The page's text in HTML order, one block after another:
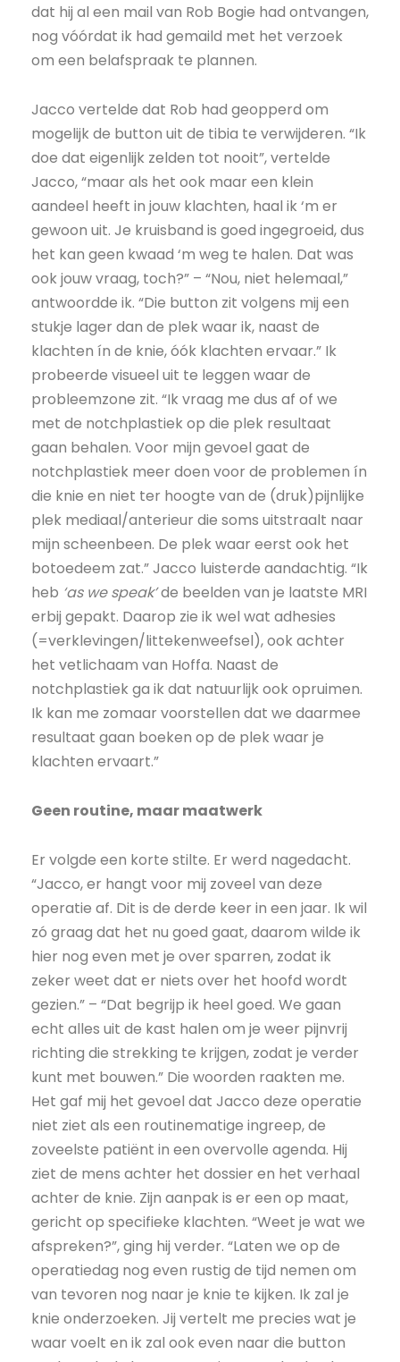
dat hij al een mail van Rob Bogie had ontvangen,
nog vóórdat ik had gemaild met het verzoek
om een belafspraak te plannen.
Jacco vertelde dat Rob had geopperd om
mogelijk de button uit de tibia te verwijderen. “Ik
doe dat eigenlijk zelden tot nooit”, vertelde
Jacco, “maar als het ook maar een klein
aandeel heeft in jouw klachten, haal ik ‘m er
gewoon uit. Je kruisband is goed ingegroeid, dus
het kan geen kwaad ‘m weg te halen. Dat was
ook jouw vraag, toch?” – “Nou, niet helemaal,”
antwoordde ik. “Die button zit volgens mij een
stukje lager dan de plek waar ik, naast de
klachten ín de knie, óók klachten ervaar.” Ik
probeerde visueel uit te leggen waar de
probleemzone zit. “Ik vraag me dus af of we
met de notchplastiek op die plek resultaat
gaan behalen. Voor mijn gevoel gaat de
notchplastiek meer doen voor de problemen ín
die knie en niet ter hoogte van de (druk)pijnlijke
plek mediaal/anterieur die soms uitstraalt naar
mijn scheenbeen. De plek waar eerst ook het
botoedeem zat.” Jacco luisterde aandachtig. “Ik
heb ‘as we speak’de beelden van je laatste MRI
erbij gepakt. Daarop zie ik wel wat adhesies
(=verklevingen/littekenweefsel), ook achter
het vetlichaam van Hoffa. Naast de
notchplastiek ga ik dat natuurlijk ook opruimen.
Ik kan me zomaar voorstellen dat we daarmee
resultaat gaan boeken op de plek waar je
klachten ervaart.”
Geen routine, maar maatwerk
Er volgde een korte stilte. Er werd nagedacht.
“Jacco, er hangt voor mij zoveel van deze
operatie af. Dit is de derde keer in een jaar. Ik wil
zó graag dat het nu goed gaat, daarom wilde ik
hier nog even met je over sparren, zodat ik
zeker weet dat er niets over het hoofd wordt
gezien.” – “Dat begrijp ik heel goed. We gaan
echt alles uit de kast halen om je weer pijnvrij
richting die strekking te krijgen, zodat je verder
kunt met bouwen.” Die woorden raakten me.
Het gaf mij het gevoel dat Jacco deze operatie
niet ziet als een routinematige ingreep, de
zoveelste patiënt in een overvolle agenda. Hij
ziet de mens achter het dossier en het verhaal
achter de knie. Zijn aanpak is er een op maat,
gericht op specifieke klachten. “Weet je wat we
afspreken?”, ging hij verder. “Laten we op de
operatiedag nog even rustig de tijd nemen om
van tevoren nog naar je knie te kijken. Ik zal je
knie onderzoeken. Jij vertelt me precies wat je
waar voelt en ik zal ook even naar die button